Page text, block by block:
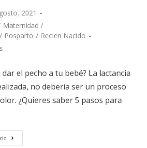
2021
Maternidad /
/ Posparto / Recien Nacido
el pecho a tu bebé? La lactancia
no debería ser un proceso
¿Quieres saber 5 pasos para